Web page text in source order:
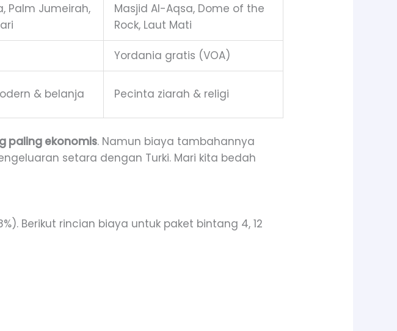
Palm Jumeirah,
Masjid Al-Aqsa, Dome of the
Rock, Laut Mati
Yordania gratis (VOA)
& belanja Pecinta ziarah & religi
paling ekonomis. Namun biaya tambahannya
setara dengan Turki. Mari kita bedah
Berikut rincian biaya untuk paket bintang 4, 12